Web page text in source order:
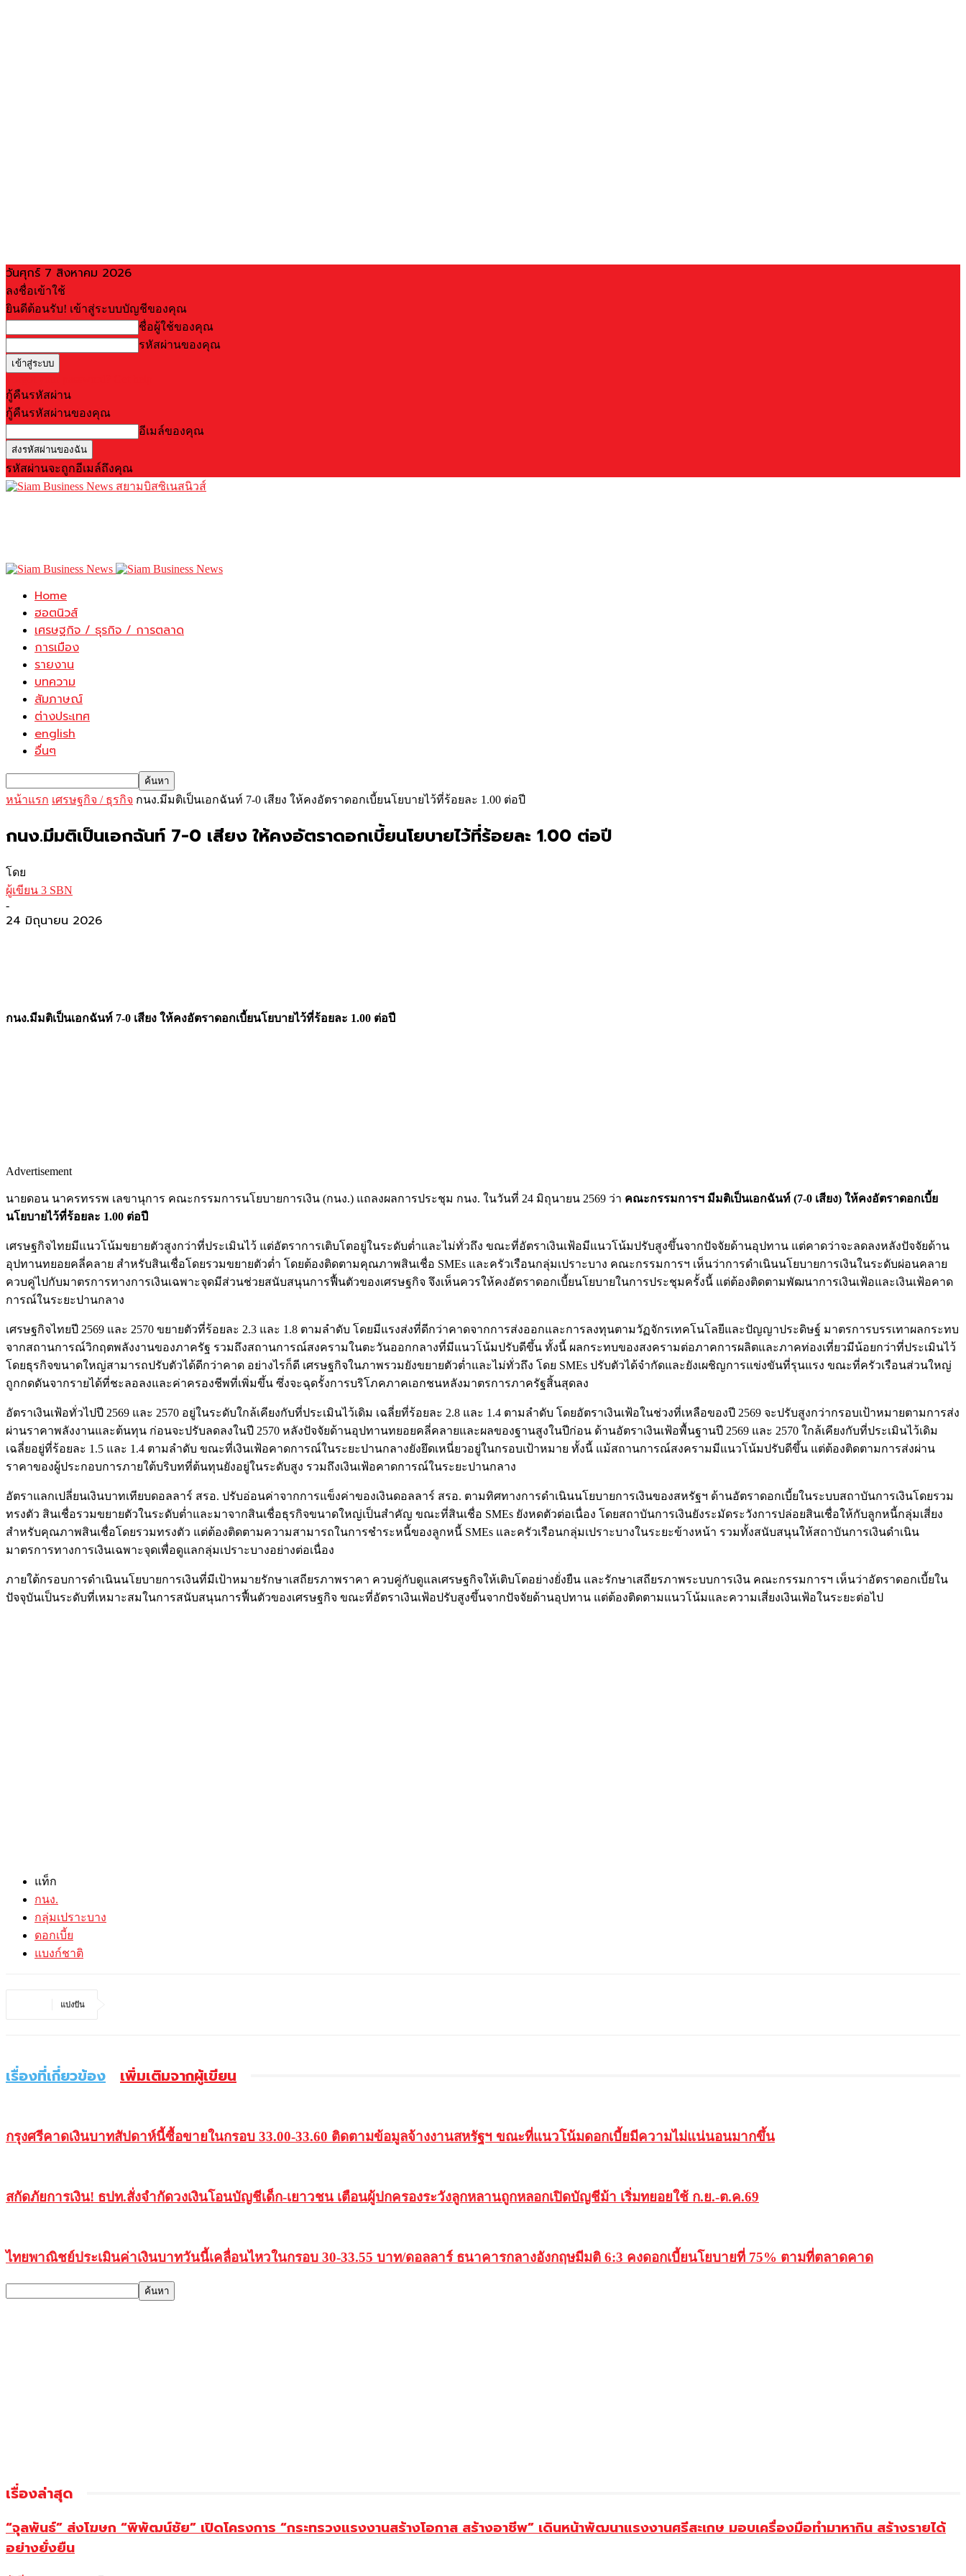
วันศุกร์ 7 สิงหาคม 2026
ลงชื่อเข้าใช้
ยินดีต้อนรับ! เข้าสู่ระบบบัญชีของคุณ
ชื่อผู้ใช้ของคุณ
รหัสผ่านของคุณ
กู้คืนรหัสผ่าน
กู้คืนรหัสผ่านของคุณ
อีเมล์ของคุณ
รหัสผ่านจะถูกอีเมล์ถึงคุณ
สยามบิสซิเนสนิวส์
Home
ฮอตนิวส์
เศรษฐกิจ / ธุรกิจ / การตลาด
การเมือง
รายงาน
บทความ
สัมภาษณ์
ต่างประเทศ
english
อื่นๆ
หน้าแรก เศรษฐกิจ / ธุรกิจ กนง.มีมติเป็นเอกฉันท์ 7-0 เสียง ให้คงอัตราดอกเบี้ยนโยบายไว้ที่ร้อยละ 1.00 ต่อปี
กนง.มีมติเป็นเอกฉันท์ 7-0 เสียง ให้คงอัตราดอกเบี้ยนโยบายไว้ที่ร้อยละ 1.00 ต่อปี
โดย
ผู้เขียน 3 SBN
-
24 มิถุนายน 2026
กนง.มีมติเป็นเอกฉันท์ 7-0 เสียง ให้คงอัตราดอกเบี้ยนโยบายไว้ที่ร้อยละ 1.00 ต่อปี
Advertisement
นายดอน นาครทรรพ เลขานุการ คณะกรรมการนโยบายการเงิน (กนง.) แถลงผลการประชุม กนง. ในวันที่ 24 มิถุนายน 2569 ว่า คณะกรรมการฯ มีมติเป็นเอกฉันท์ (7-0 เสียง) ให้คงอัตราดอกเบี้ย
นโยบายไว้ที่ร้อยละ 1.00 ต่อปี
เศรษฐกิจไทยมีแนวโน้มขยายตัวสูงกว่าที่ประเมินไว้ แต่อัตราการเติบโตอยู่ในระดับต่ำและไม่ทั่วถึง ขณะที่อัตราเงินเฟ้อมีแนวโน้มปรับสูงขึ้นจากปัจจัยด้านอุปทาน แต่คาดว่าจะลดลงหลังปัจจัยด้าน
อุปทานทยอยคลี่คลาย สำหรับสินเชื่อโดยรวมขยายตัวต่ำ โดยต้องติดตามคุณภาพสินเชื่อ SMEs และครัวเรือนกลุ่มเปราะบาง คณะกรรมการฯ เห็นว่าการดำเนินนโยบายการเงินในระดับผ่อนคลาย
ควบคู่ไปกับมาตรการทางการเงินเฉพาะจุดมีส่วนช่วยสนับสนุนการฟื้นตัวของเศรษฐกิจ จึงเห็นควรให้คงอัตราดอกเบี้ยนโยบายในการประชุมครั้งนี้ แต่ต้องติดตามพัฒนาการเงินเฟ้อและเงินเฟ้อคาด
การณ์ในระยะปานกลาง
เศรษฐกิจไทยปี 2569 และ 2570 ขยายตัวที่ร้อยละ 2.3 และ 1.8 ตามลำดับ โดยมีแรงส่งที่ดีกว่าคาดจากการส่งออกและการลงทุนตามวัฏจักรเทคโนโลยีและปัญญาประดิษฐ์ มาตรการบรรเทาผลกระทบ
จากสถานการณ์วิกฤตพลังงานของภาครัฐ รวมถึงสถานการณ์สงครามในตะวันออกกลางที่มีแนวโน้มปรับดีขึ้น ทั้งนี้ ผลกระทบของสงครามต่อภาคการผลิตและภาคท่องเที่ยวมีน้อยกว่าที่ประเมินไว้
โดยธุรกิจขนาดใหญ่สามารถปรับตัวได้ดีกว่าคาด อย่างไรก็ดี เศรษฐกิจในภาพรวมยังขยายตัวต่ำและไม่ทั่วถึง โดย SMEs ปรับตัวได้จำกัดและยังเผชิญการแข่งขันที่รุนแรง ขณะที่ครัวเรือนส่วนใหญ่
ถูกกดดันจากรายได้ที่ชะลอลงและค่าครองชีพที่เพิ่มขึ้น ซึ่งจะฉุดรั้งการบริโภคภาคเอกชนหลังมาตรการภาครัฐสิ้นสุดลง
อัตราเงินเฟ้อทั่วไปปี 2569 และ 2570 อยู่ในระดับใกล้เคียงกับที่ประเมินไว้เดิม เฉลี่ยที่ร้อยละ 2.8 และ 1.4 ตามลำดับ โดยอัตราเงินเฟ้อในช่วงที่เหลือของปี 2569 จะปรับสูงกว่ากรอบเป้าหมายตามการส่ง
ผ่านราคาพลังงานและต้นทุน ก่อนจะปรับลดลงในปี 2570 หลังปัจจัยด้านอุปทานทยอยคลี่คลายและผลของฐานสูงในปีก่อน ด้านอัตราเงินเฟ้อพื้นฐานปี 2569 และ 2570 ใกล้เคียงกับที่ประเมินไว้เดิม
เฉลี่ยอยู่ที่ร้อยละ 1.5 และ 1.4 ตามลำดับ ขณะที่เงินเฟ้อคาดการณ์ในระยะปานกลางยังยึดเหนี่ยวอยู่ในกรอบเป้าหมาย ทั้งนี้ แม้สถานการณ์สงครามมีแนวโน้มปรับดีขึ้น แต่ต้องติดตามการส่งผ่าน
ราคาของผู้ประกอบการภายใต้บริบทที่ต้นทุนยังอยู่ในระดับสูง รวมถึงเงินเฟ้อคาดการณ์ในระยะปานกลาง
อัตราแลกเปลี่ยนเงินบาทเทียบดอลลาร์ สรอ. ปรับอ่อนค่าจากการแข็งค่าของเงินดอลลาร์ สรอ. ตามทิศทางการดำเนินนโยบายการเงินของสหรัฐฯ ด้านอัตราดอกเบี้ยในระบบสถาบันการเงินโดยรวม
ทรงตัว สินเชื่อรวมขยายตัวในระดับต่ำและมาจากสินเชื่อธุรกิจขนาดใหญ่เป็นสำคัญ ขณะที่สินเชื่อ SMEs ยังหดตัวต่อเนื่อง โดยสถาบันการเงินยังระมัดระวังการปล่อยสินเชื่อให้กับลูกหนี้กลุ่มเสี่ยง
สำหรับคุณภาพสินเชื่อโดยรวมทรงตัว แต่ต้องติดตามความสามารถในการชำระหนี้ของลูกหนี้ SMEs และครัวเรือนกลุ่มเปราะบางในระยะข้างหน้า รวมทั้งสนับสนุนให้สถาบันการเงินดำเนิน
มาตรการทางการเงินเฉพาะจุดเพื่อดูแลกลุ่มเปราะบางอย่างต่อเนื่อง
ภายใต้กรอบการดำเนินนโยบายการเงินที่มีเป้าหมายรักษาเสถียรภาพราคา ควบคู่กับดูแลเศรษฐกิจให้เติบโตอย่างยั่งยืน และรักษาเสถียรภาพระบบการเงิน คณะกรรมการฯ เห็นว่าอัตราดอกเบี้ยใน
ปัจจุบันเป็นระดับที่เหมาะสมในการสนับสนุนการฟื้นตัวของเศรษฐกิจ ขณะที่อัตราเงินเฟ้อปรับสูงขึ้นจากปัจจัยด้านอุปทาน แต่ต้องติดตามแนวโน้มและความเสี่ยงเงินเฟ้อในระยะต่อไป
แท็ก
กนง.
กลุ่มเปราะบาง
ดอกเบี้ย
แบงก์ชาติ
แบ่งปัน
เรื่องที่เกี่ยวข้อง เพิ่มเติมจากผู้เขียน
กรุงศรีคาดเงินบาทสัปดาห์นี้ซื้อขายในกรอบ 33.00-33.60 ติดตามข้อมูลจ้างงานสหรัฐฯ ขณะที่แนวโน้มดอกเบี้ยมีความไม่แน่นอนมากขึ้น
สกัดภัยการเงิน! ธปท.สั่งจำกัดวงเงินโอนบัญชีเด็ก-เยาวชน เตือนผู้ปกครองระวังลูกหลานถูกหลอกเปิดบัญชีม้า เริ่มทยอยใช้ ก.ย.-ต.ค.69
ไทยพาณิชย์ประเมินค่าเงินบาทวันนี้เคลื่อนไหวในกรอบ 30-33.55 บาท/ดอลลาร์ ธนาคารกลางอังกฤษมีมติ 6:3 คงดอกเบี้ยนโยบายที่ 75% ตามที่ตลาดคาด
เรื่องล่าสุด
“จุลพันธ์” ส่งโฆษก “พิพัฒน์ชัย” เปิดโครงการ “กระทรวงแรงงานสร้างโอกาส สร้างอาชีพ” เดินหน้าพัฒนาแรงงานศรีสะเกษ มอบเครื่องมือทำมาหากิน สร้างรายได้
อย่างยั่งยืน